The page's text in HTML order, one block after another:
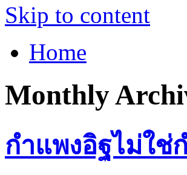
Skip to content
Home
Monthly
กำแพงอิฐไม่ใช่